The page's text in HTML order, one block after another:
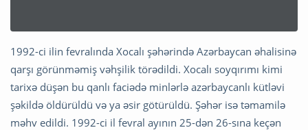
1992-ci ilin fevralında Xocalı şəhərində Azərbaycan əhalisinə
qarşı görünməmiş vəhşilik törədildi. Xocalı soyqırımı kimi
tarixə düşən bu qanlı faciədə minlərlə azərbaycanlı kütləvi
şəkildə öldürüldü və ya əsir götürüldü. Şəhər isə təmamilə
məhv edildi. 1992-ci il fevral ayının 25-dən 26-sına keçən